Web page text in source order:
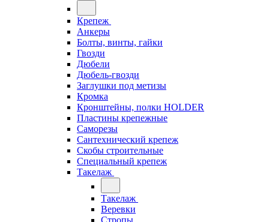
Крепеж
Анкеры
Болты, винты, гайки
Гвозди
Дюбели
Дюбель-гвозди
Заглушки под метизы
Кромка
Кронштейны, полки НОLDER
Пластины крепежные
Саморезы
Сантехнический крепеж
Скобы строительные
Специальный крепеж
Такелаж
Такелаж
Веревки
Стропы